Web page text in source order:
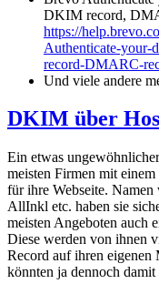
DKIM record,
https://
Authenticate-
record-DMARC-
Und viele andere
DKIM über
Ein etwas
meisten Firmen mit
für ihre Webseite.
AllInkl etc. haben sie
meisten Angeboten auch
Diese werden von ihnen
Record auf ihren eigenen
könnten ja dennoch damit